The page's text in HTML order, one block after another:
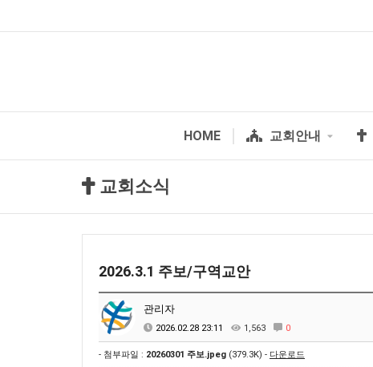
HOME 교회안내
교회소식
2026.3.1 주보/구역교안
관리자
2026.02.28 23:11 1,563 0
- 첨부파일 : 20260301 주보.jpeg (379.3K) - 다운로드